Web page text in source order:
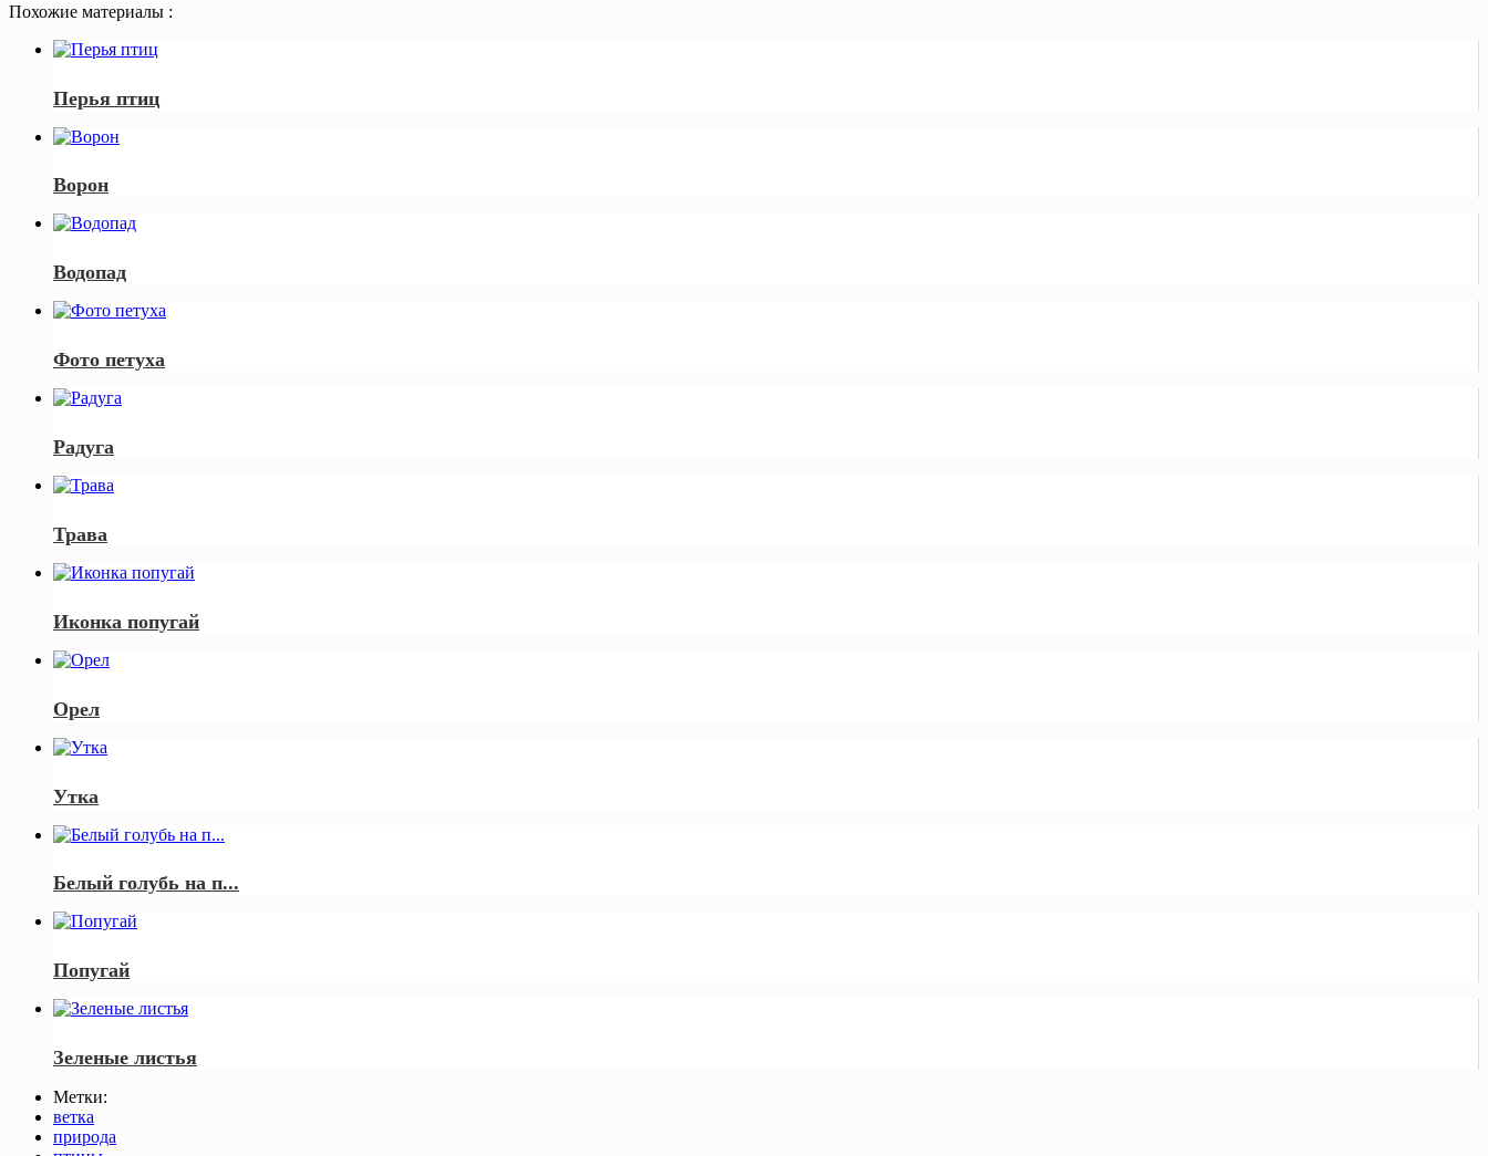
Похожие материалы :
Перья птиц
Ворон
Водопад
Фото петуха
Радуга
Трава
Иконка попугай
Орел
Утка
Белый голубь на п...
Попугай
Зеленые листья
Метки:
ветка
природа